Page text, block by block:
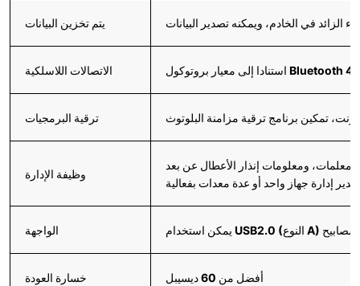
يتم تخزين البيانات
الاتصالات اللاسلكية
ترقية البرمجيات تمكين برنامج ترقية مزامنة البلوتوث
وظيفة الإدارة
إدارة جهاز واحد أو عدة معدات بفعالية
الواجهة
خسارة العودة أفضل من 60 ديسيبل